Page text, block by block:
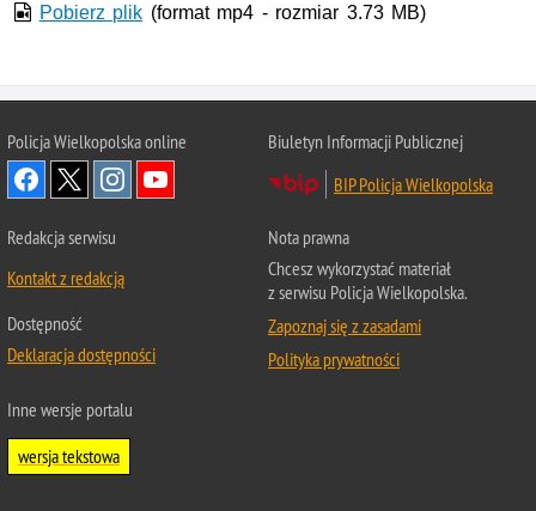
Pobierz plik (format mp4 - rozmiar 3.73 MB)
Policja Wielkopolska online
Biuletyn Informacji Publicznej
BIP Policja Wielkopolska
Redakcja serwisu
Kontakt z redakcją
Dostępność
Deklaracja dostępności
Nota prawna
Chcesz wykorzystać materiał
z serwisu Policja Wielkopolska.
Zapoznaj się z zasadami
Polityka prywatności
Inne wersje portalu
wersja tekstowa